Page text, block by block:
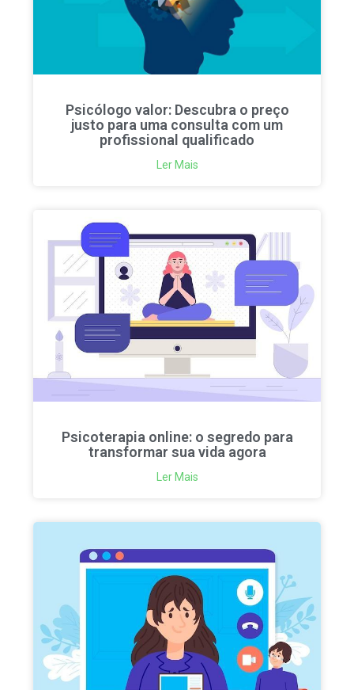
Psicólogo valor: Descubra o preço
justo para uma consulta com um
profissional qualificado
Ler Mais
Psicoterapia online: o segredo para
transformar sua vida agora
Ler Mais